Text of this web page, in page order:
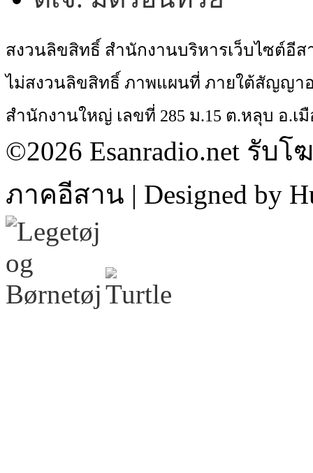
สงวนลิขสิทธิ์ สำนักงานบริหารเว็บไซต์อีส
ไม่สงวนลิขสิทธิ์ ภาพแผนที่ ภายใต้สัญญ
สำนักงานใหญ่ เลขที่ 285 ม.15 ต.หลุบ อ.เ
©2026 Esanradio.net รับ
ภาคอีสาน | Designed by